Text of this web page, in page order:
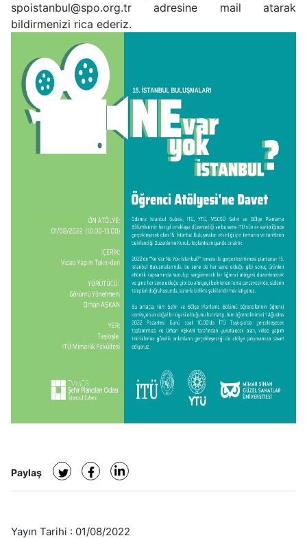
spoistanbul@spo.org.tr adresine mail atarak
bildirmenizi rica ederiz.
Paylaş
Yayın Tarihi : 01/08/2022